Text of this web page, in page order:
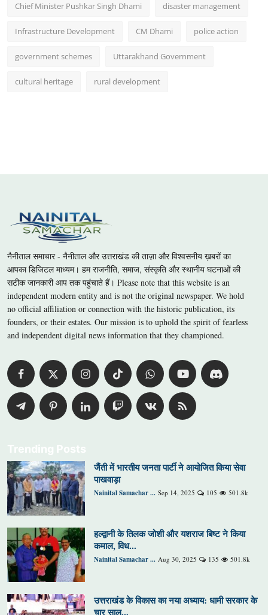
Chief Minister Pushkar Singh Dhami disaster management
Infrastructure Development CM Dhami police action
government schemes Uttarakhand Government
cultural heritage rural development
नैनीताल समाचार - नैनीताल और उत्तराखंड की ताज़ा और विश्वसनीय ख़बरों का
आपका डिजिटल माध्यम। हम राजनीति, समाज, संस्कृति और स्थानीय घटनाओं की
सटीक जानकारी आप तक पहुंचाते हैं। Please note that this website is an
independent modern entity and is not the original newspaper. We hold
no official affiliation or connection with the historic publication, its
founders, or their estates. Our mission is to uphold the spirit of fearless
and independent digital news information that they championed.
Trending Posts
जैंती में भारतीय जनता पार्टी ने आयोजित किया सेवा
पाखवाड़ा
Nainital Samachar ... Sep 14, 2025 105 501.8k
हल्द्वानी के तिलक जोशी और यशराज बिष्ट ने किया
कमाल, विध...
Nainital Samachar ... Aug 30, 2025 135 501.8k
उत्तराखंड के विकास का नया अध्याय: धामी सरकार के
चार साल...